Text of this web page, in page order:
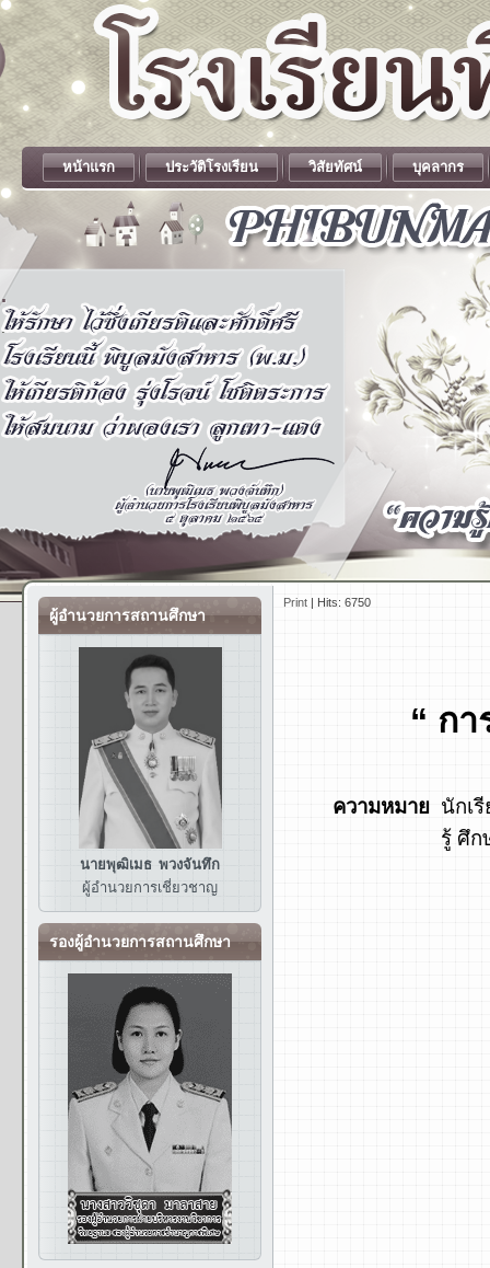
.
.
หน้าแรก ประวัติโรงเรียน วิสัยทัศน์ บุคลากร
ผู้อำนวยการสถานศึกษา
นายพุฒิเมธ พวงจันทึก
ผู้อำนวยการเชี่ยวชาญ
รองผู้อำนวยการสถานศึกษา
Print | Hits: 6750
“ ก
ความหมาย นักเ
รู้ ศึก